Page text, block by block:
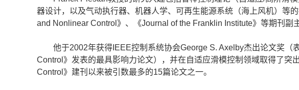
器设计，以及气动执行器、机器人学、可再生能源系统（海上风机）等
and Nonlinear Control》、《Journal of the Franklin Institute》等期刊副
他于2002年获得IEEE控制系统协会George S. Axelby杰出论文奖（
Control》发表的最具影响力论文），并在自适应滑模控制领域取得了突
Control》建刊以来被引数最多的15篇论文之一。